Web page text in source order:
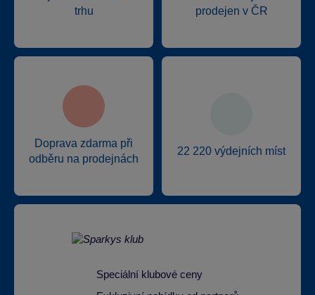
trhu
prodejen v ČR
Doprava zdarma při
odběru na prodejnách
22 220 výdejních míst
Speciální klubové ceny